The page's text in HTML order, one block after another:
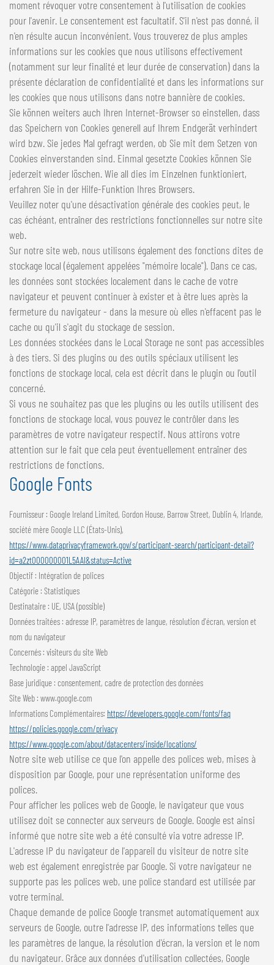
moment révoquer votre consentement à l'utilisation de cookies
pour l'avenir. Le consentement est facultatif. S'il n'est pas donné, il
n'en résulte aucun inconvénient. Vous trouverez de plus amples
informations sur les cookies que nous utilisons effectivement
(notamment sur leur finalité et leur durée de conservation) dans la
présente déclaration de confidentialité et dans les informations sur
les cookies que nous utilisons dans notre bannière de cookies.
Sie können weiters auch Ihren Internet-Browser so einstellen, dass
das Speichern von Cookies generell auf Ihrem Endgerät verhindert
wird bzw. Sie jedes Mal gefragt werden, ob Sie mit dem Setzen von
Cookies einverstanden sind. Einmal gesetzte Cookies können Sie
jederzeit wieder löschen. Wie all dies im Einzelnen funktioniert,
erfahren Sie in der Hilfe-Funktion Ihres Browsers.
Veuillez noter qu'une désactivation générale des cookies peut, le
cas échéant, entraîner des restrictions fonctionnelles sur notre site
web.
Sur notre site web, nous utilisons également des fonctions dites de
stockage local (également appelées "mémoire locale"). Dans ce cas,
les données sont stockées localement dans le cache de votre
navigateur et peuvent continuer à exister et à être lues après la
fermeture du navigateur - dans la mesure où elles n'effacent pas le
cache ou qu'il s'agit du stockage de session.
Les données stockées dans le Local Storage ne sont pas accessibles
à des tiers. Si des plugins ou des outils spéciaux utilisent les
fonctions de stockage local, cela est décrit dans le plugin ou l'outil
concerné.
Si vous ne souhaitez pas que les plugins ou les outils utilisent des
fonctions de stockage local, vous pouvez le contrôler dans les
paramètres de votre navigateur respectif. Nous attirons votre
attention sur le fait que cela peut éventuellement entraîner des
restrictions de fonctions.
Google Fonts
Fournisseur : Google Ireland Limited, Gordon House, Barrow Street, Dublin 4, Irlande,
société mère Google LLC (États-Unis),
https://www.dataprivacyframework.gov/s/participant-search/participant-detail?
id=a2zt000000001L5AAI&status=Active
Objectif : Intégration de polices
Catégorie : Statistiques
Destinataire : UE, USA (possible)
Données traitées : adresse IP, paramètres de langue, résolution d'écran, version et
nom du navigateur
Concernés : visiteurs du site Web
Technologie : appel JavaScript
Base juridique : consentement, cadre de protection des données
Site Web : www.google.com
Informations Complémentaires: https://developers.google.com/fonts/faq
https://policies.google.com/privacy
https://www.google.com/about/datacenters/inside/locations/
Notre site web utilise ce que l'on appelle des polices web, mises à
disposition par Google, pour une représentation uniforme des
polices.
Pour afficher les polices web de Google, le navigateur que vous
utilisez doit se connecter aux serveurs de Google. Google est ainsi
informé que notre site web a été consulté via votre adresse IP.
L'adresse IP du navigateur de l'appareil du visiteur de notre site
web est également enregistrée par Google. Si votre navigateur ne
supporte pas les polices web, une police standard est utilisée par
votre terminal.
Chaque demande de police Google transmet automatiquement aux
serveurs de Google, outre l'adresse IP, des informations telles que
les paramètres de langue, la résolution d'écran, la version et le nom
du navigateur. Grâce aux données d'utilisation collectées, Google